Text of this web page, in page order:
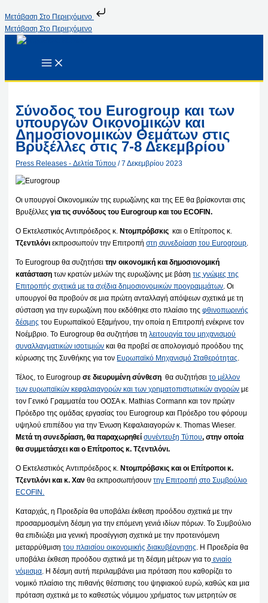
Μετάβαση Στο Περιεχόμενο
Μετάβαση Στο Περιεχόμενο
Σύνοδος του Eurogroup και των
υπουργών Οικονομικών και
Δημοσιονομικών Θεμάτων στις
Βρυξέλλες στις 7-8 Δεκεμβρίου
Press Releases - Δελτία Τύπου /7 Δεκεμβρίου 2023
Οι υπουργοί Οικονομικών της ευρωζώνης και της ΕΕ θα βρίσκονται στις
Βρυξέλλεςγια τις συνόδους του Eurogroup και του ECOFIN.
Ο Εκτελεστικός Αντιπρόεδρος κ. Ντομπρόβσκις και ο Επίτροπος κ.
Τζεντιλόνι εκπροσωπούν την Επιτροπήστη συνεδρίαση του Eurogroup.
Το Eurogroup θα συζητήσειτην οικονομική και δημοσιονομική
κατάσταση των κρατών μελών της ευρωζώνης με βάσητις γνώμες της
Επιτροπής σχετικά με τα σχέδια δημοσιονομικών προγραμμάτων. Οι
υπουργοί θα προβούν σε μια πρώτη ανταλλαγή απόψεων σχετικά με τη
σύσταση για την ευρωζώνη που εκδόθηκε στο πλαίσιο τηςφθινοπωρινής
δέσμης του Ευρωπαϊκού Εξαμήνου, την οποία η Επιτροπή ενέκρινε τον
Νοέμβριο. Το Eurogroup θα συζητήσει τηλειτουργία του μηχανισμού
συναλλαγματικών ισοτιμιών και θα προβεί σε απολογισμό προόδου της
κύρωσης της Συνθήκης για τον Ευρωπαϊκό Μηχανισμό Σταθερότητας.
Τέλος, το Eurogroup σε διευρυμένη σύνθεση θα συζητήσειτο μέλλον
των ευρωπαϊκών κεφαλαιαγορών και των χρηματοπιστωτικών αγορών με
τον Γενικό Γραμματέα του ΟΟΣΑ κ. Mathias Cormann και τον πρώην
Πρόεδρο της ομάδας εργασίας του Eurogroup και Πρόεδρο του φόρουμ
υψηλού επιπέδου για την Ένωση Κεφαλαιαγορών κ. Thomas Wieser.
Μετά τη συνεδρίαση, θα παραχωρηθείσυνέντευξη Τύπου, στην οποία
θα συμμετάσχει και ο Επίτροπος κ. Τζεντιλόνι.
Ο Eκτελεστικός Aντιπρόεδρος κ. Ντομπρόβσκις και οι Επίτροποι κ.
Τζεντιλόνι και κ. Χανθα εκπροσωπήσουντην Επιτροπή στο Συμβούλιο
ECOFIN.
Καταρχάς, η Προεδρία θα υποβάλει έκθεση προόδου σχετικά με την
προσαρμοσμένη δέσμη για την επόμενη γενιά ιδίων πόρων. Το Συμβούλιο
θα επιδιώξει μια γενική προσέγγιση σχετικά με την προτεινόμενη
μεταρρύθμισητου πλαισίου οικονομικής διακυβέρνησης. Η Προεδρία θα
υποβάλει έκθεση προόδου σχετικά με τη δέσμη μέτρων για το ενιαίο
νόμισμα. Η δέσμη αυτή περιλαμβάνει μια πρόταση που καθορίζει το
νομικό πλαίσιο της πιθανής θέσπισης του ψηφιακού ευρώ, καθώς και μια
πρόταση σχετικά με το καθεστώς νόμιμου χρήματος των μετρητών σε